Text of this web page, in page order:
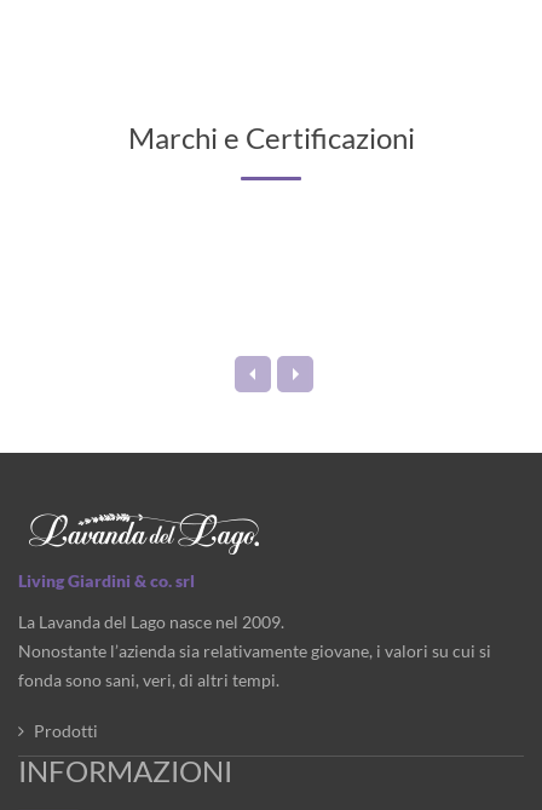
Marchi e Certificazioni
Living Giardini & co. srl
La Lavanda del Lago nasce nel 2009.
Nonostante l’azienda sia relativamente giovane, i valori su cui si
fonda sono sani, veri, di altri tempi.
Prodotti
INFORMAZIONI